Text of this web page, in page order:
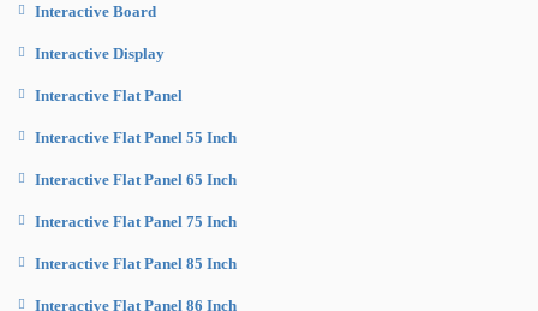
Interactive Board
Interactive Display
Interactive Flat Panel
Interactive Flat Panel 55 Inch
Interactive Flat Panel 65 Inch
Interactive Flat Panel 75 Inch
Interactive Flat Panel 85 Inch
Interactive Flat Panel 86 Inch